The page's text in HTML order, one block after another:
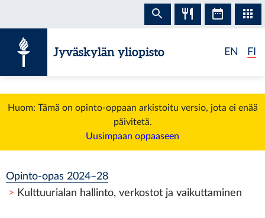
Jyväskylän yliopisto EN FI
Huom: Tämä on opinto-oppaan arkistoitu versio, jota ei enää
päivitetä.
Uusimpaan oppaaseen
Opinto-opas 2024–28
Kulttuurialan hallinto, verkostot ja vaikuttaminen